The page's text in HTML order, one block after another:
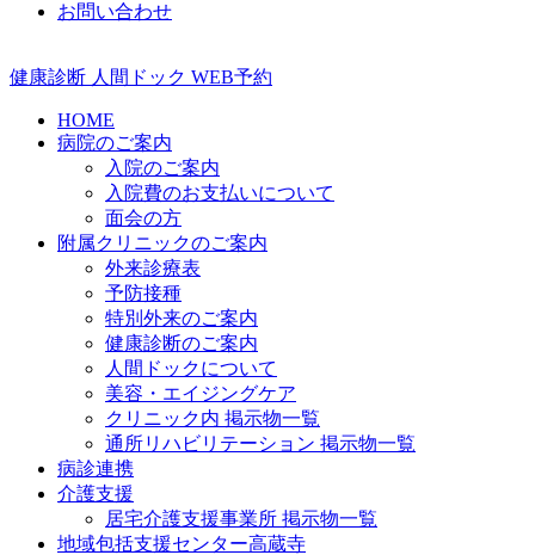
お問い合わせ
健康診断 人間ドック WEB予約
HOME
病院のご案内
入院のご案内
入院費のお支払いについて
面会の方
附属クリニックのご案内
外来診療表
予防接種
特別外来のご案内
健康診断のご案内
人間ドックについて
美容・エイジングケア
クリニック内 掲示物一覧
通所リハビリテーション 掲示物一覧
病診連携
介護支援
居宅介護支援事業所 掲示物一覧
地域包括支援センター高蔵寺